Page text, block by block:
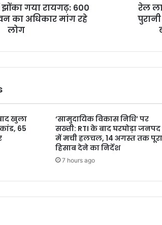
झोंका गया रायगढ़: 600
का अधिकार मांग रहे
लोग
रेल
खुला
65
‘सामुदायिक विकास निधि’ पर
सख्ती: RTI के बाद घरघोड़ा जनपद
में मची हलचल, 14 अगस्त तक पूरा
हिसाब देने का निर्देश
7 hours ago